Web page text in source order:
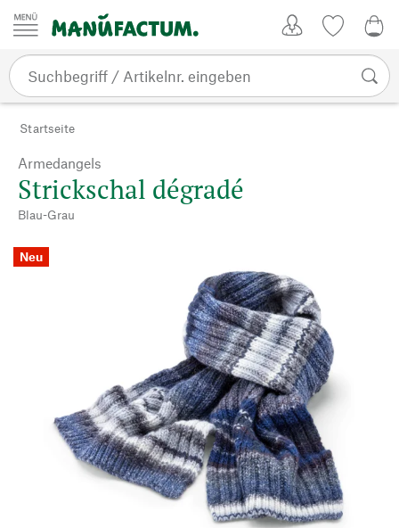
Zum Inhalt springen
Startseite
Armedangels
Strickschal dégradé
Blau-Grau
Neu